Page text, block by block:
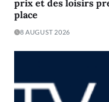
prix et des loisirs
place
8 AUGUST 2026